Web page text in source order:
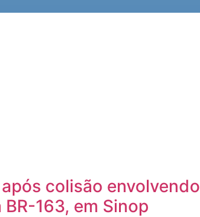
colisão envolvendo
163, em Sinop